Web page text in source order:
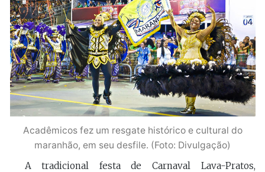
Acadêmicos fez um resgate histórico e cultural do
maranhão, em seu desfile. (Foto: Divulgação)
A tradicional festa de Carnaval Lava-Pratos,